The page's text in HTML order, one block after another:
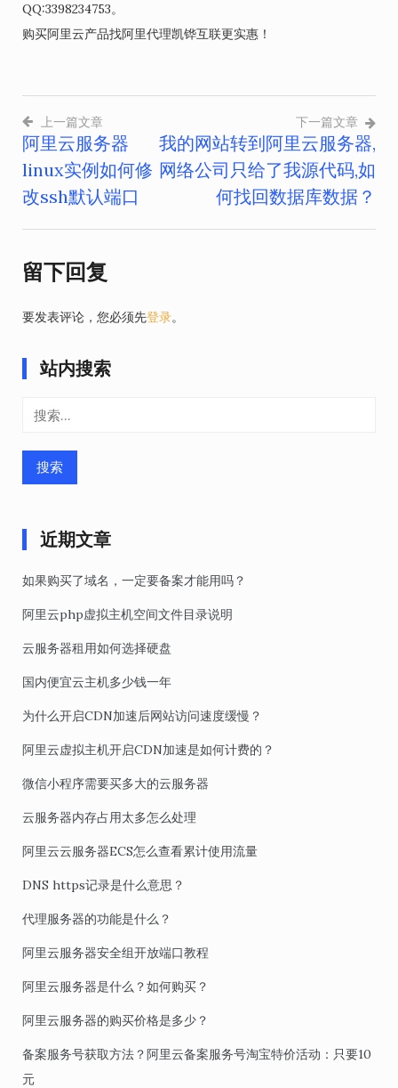
QQ:3398234753。
购买阿里云产品找阿里代理凯铧互联更实惠！
文
章
上一篇文章
阿里云服务器
linux实例如何修
改ssh默认端口
下一篇文章
我的网站转到阿里云服务器,
网络公司只给了我源代码,如
何找回数据库数据？
留下回复
要发表评论，您必须先登录。
站内搜索
近期文章
如果购买了域名，一定要备案才能用吗？
阿里云php虚拟主机空间文件目录说明
云服务器租用如何选择硬盘
国内便宜云主机多少钱一年
为什么开启CDN加速后网站访问速度缓慢？
阿里云虚拟主机开启CDN加速是如何计费的？
微信小程序需要买多大的云服务器
云服务器内存占用太多怎么处理
阿里云云服务器ECS怎么查看累计使用流量
DNS https记录是什么意思？
代理服务器的功能是什么？
阿里云服务器安全组开放端口教程
阿里云服务器是什么？如何购买？
阿里云服务器的购买价格是多少？
备案服务号获取方法？阿里云备案服务号淘宝特价活动：只要10
元